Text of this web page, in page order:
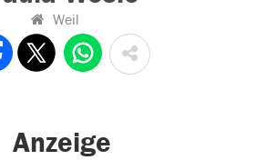
Weil
Anzeige